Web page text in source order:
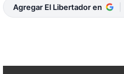
Agregar El Libertador en